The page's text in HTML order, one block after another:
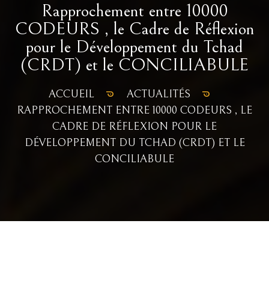
Rapprochement entre 10000
CODEURS , le Cadre de Réflexion
pour le Développement du Tchad
(CRDT) et le CONCILIABULE
ACCUEIL
ACTUALITÉS
RAPPROCHEMENT ENTRE 10000 CODEURS , LE
CADRE DE RÉFLEXION POUR LE
DÉVELOPPEMENT DU TCHAD (CRDT) ET LE
CONCILIABULE